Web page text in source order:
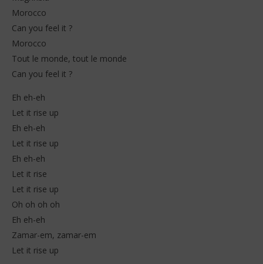
Morocco
Can you feel it ?
Morocco
Tout le monde, tout le monde
Can you feel it ?
Eh eh-eh
Let it rise up
Eh eh-eh
Let it rise up
Eh eh-eh
Let it rise
Let it rise up
Oh oh oh oh
Eh eh-eh
Zamar-em, zamar-em
Let it rise up